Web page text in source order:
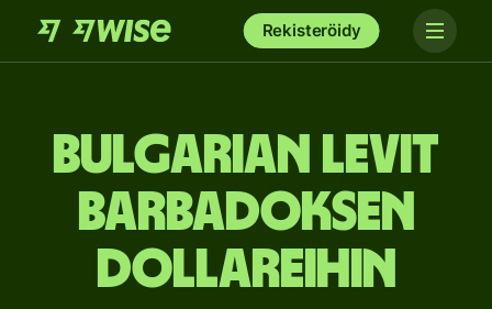
Rekisteröidy
Bulgarian levit
Barbadoksen
dollareihin